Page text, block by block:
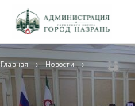
Главная Новости